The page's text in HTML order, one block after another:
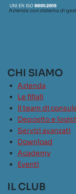
Azienda con sistema di
CHI SIAMO
Azienda
Le filiali
Il team di
Deposito e
Servizi avanzati
Download
Academy
Eventi
IL CLUB